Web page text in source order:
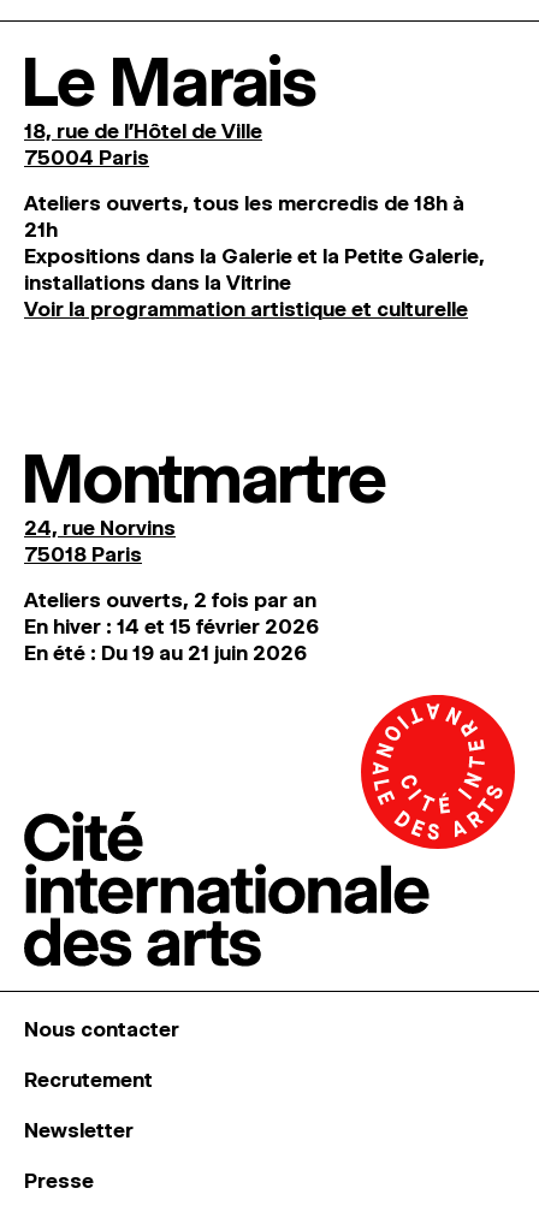
Le Marais
18, rue de l'Hôtel de Ville
75004 Paris
Ateliers ouverts, tous les mercredis de 18h à
21h
Expositions dans la Galerie et la Petite Galerie,
installations dans la Vitrine
Voir la programmation artistique et culturelle
Montmartre
24, rue Norvins
75018 Paris
Ateliers ouverts, 2 fois par an
En hiver : 14 et 15 février 2026
En été : Du 19 au 21 juin 2026
Nous contacter
Recrutement
Newsletter
Presse